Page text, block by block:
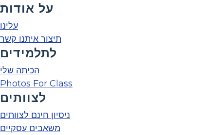
על אודות
עלינו
תיצור איתנו קשר
לתלמידים
הכיתה שלי
Photos For Class
לצוותים
ניסיון חינם לצוותים
משאבים עסקיים